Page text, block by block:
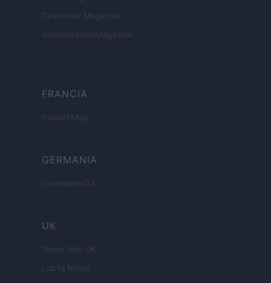
Cineverse Magazine
SecondHomeMagazine
FRANCIA
InvestirMag
GERMANIA
Investieren24
UK
News Hub UK
Lgbtq News